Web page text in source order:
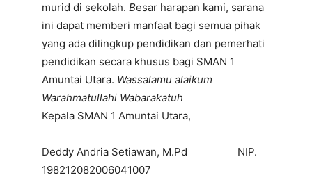
murid di sekolah. Besar harapan kami, sarana
ini dapat memberi manfaat bagi semua pihak
yang ada dilingkup pendidikan dan pemerhati
pendidikan secara khusus bagi SMAN 1
Amuntai Utara. Wassalamu alaikum
Warahmatullahi Wabarakatuh
Kepala SMAN 1 Amuntai Utara,
Deddy Andria Setiawan, M.Pd NIP.
198212082006041007